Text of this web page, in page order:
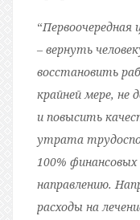
“Первоочередная
– вернуть
восстановить
крайней мере, не
и повысить
утрата
100%
направлению.
расходы на